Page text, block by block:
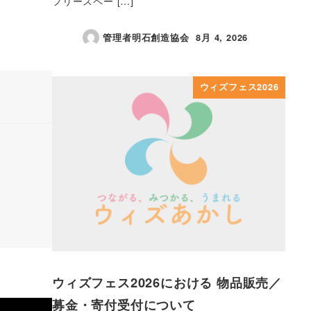
管理者明石創造協会
投稿日
8月 4, 2026
ウィズフェス2026
ウィズフェス2026における 物品販売／
募金・寄付受付について